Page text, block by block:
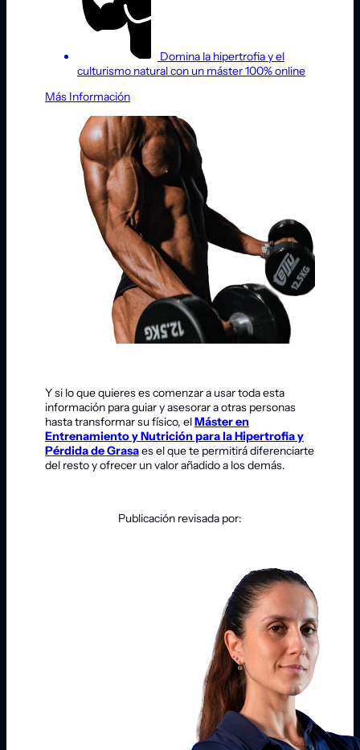
Domina la hipertrofia y el
culturismo natural con un máster 100% online
Más Información
Y si lo que quieres es comenzar a usar toda esta
información para guiar y asesorar a otras personas
hasta transformar su físico, elMáster en
Entrenamiento y Nutrición para la Hipertrofia y
Pérdida de Grasaes el que te permitirá diferenciarte
del resto y ofrecer un valor añadido a los demás.
Publicación revisada por: